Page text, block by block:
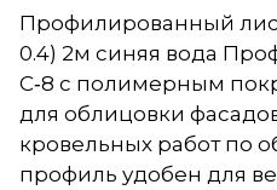
Профилированный
0.4) 2м синяя вода
С‑8 с полимерным
для облицовки
кровельных работ по
профиль удобен для